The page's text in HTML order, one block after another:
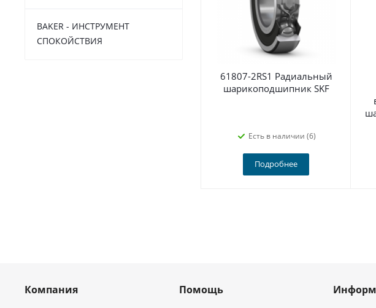
61807-2RS1 Радиальный
шарикоподшипник SKF
Есть в наличии (6)
Подробнее
BAKER - ИНСТРУМЕНТ
СПОКОЙСТВИЯ
Компания Помощь